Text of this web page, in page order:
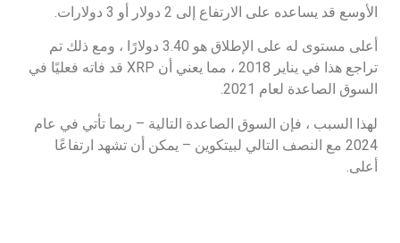
الأوسع قد يساعده على الارتفاع إلى 2 دولار أو 3 دولارات.
أعلى مستوى له على الإطلاق هو 3.40 دولارًا ، ومع ذلك تم
تراجع هذا في يناير 2018 ، مما يعني أن XRP قد فاته فعليًا في
السوق الصاعدة لعام 2021.
لهذا السبب ، فإن السوق الصاعدة التالية – ربما تأتي في عام
2024 مع النصف التالي لبيتكوين – يمكن أن تشهد ارتفاعًا
أعلى.